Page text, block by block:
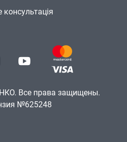
консультація
Все права защищены.
№625248